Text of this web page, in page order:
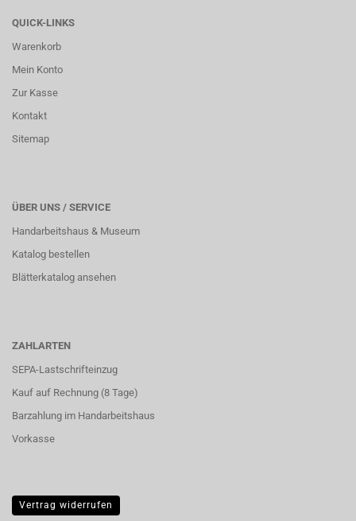
QUICK-LINKS
Warenkorb
Mein Konto
Zur Kasse
Kontakt
Sitemap
ÜBER UNS / SERVICE
Handarbeitshaus & Museum
Katalog bestellen
Blätterkatalog ansehen
ZAHLARTEN
SEPA-Lastschrifteinzug
Kauf auf Rechnung (8 Tage)
Barzahlung im Handarbeitshaus
Vorkasse
Vertrag widerrufen